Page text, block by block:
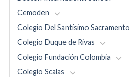
Cemoden
Colegio Del Santísimo Sacramento
Colegio Duque de Rivas
Colegio Fundación Colombia
Colegio Scalas